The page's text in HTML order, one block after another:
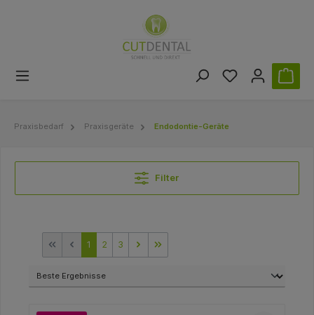
Praxisbedarf Praxisgeräte Endodontie-Geräte
Filter
1 2 3